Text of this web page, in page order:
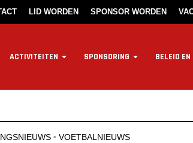
LID WORDEN SPONSOR WORDEN
ACTIVITEITEN SPONSORING BELEID EN
• VOETBALNIEUWS